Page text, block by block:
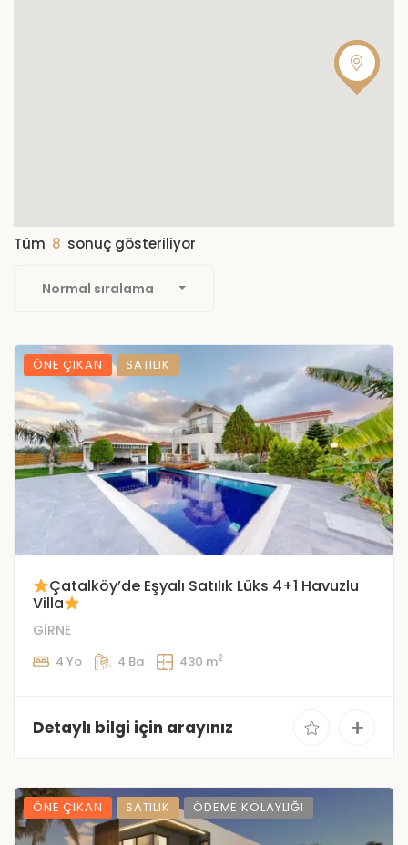
Tüm 8 sonuç gösteriliyor
Normal sıralama
ÖNE ÇIKAN SATILIK
Çatalköy’de Eşyalı Satılık Lüks 4+1 Havuzlu
Villa
GİRNE
4 Yo 4 Ba 430 m2
Detaylı bilgi için arayınız
ÖNE ÇIKAN SATILIK ÖDEME KOLAYLIĞI